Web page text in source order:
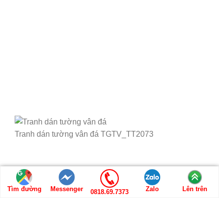
Tranh dán tường vân đá TGTV_TT2073
Tìm đường Messenger 0818.69.7373 Zalo Lên trên